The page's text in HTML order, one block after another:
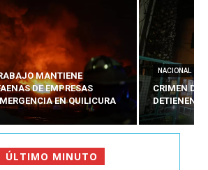
MANTIENE
DE EMPRESAS
EN QUILICURA
NACIONAL
CRIMEN DE
DETIENEN
ÚLTIMO MINUTO